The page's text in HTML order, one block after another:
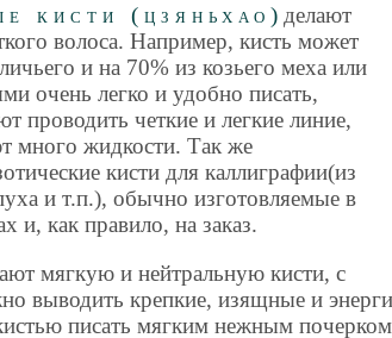
кисти (цзяньхао) делают
волоса. Например, кисть может
и на 70% из козьего меха или
очень легко и удобно писать,
проводить четкие и легкие линие,
много жидкости. Так же
кисти для каллиграфии(из
и т.п.), обычно изготовляемые в
и, как правило, на заказ.
мягкую и нейтральную кисти, с
выводить крепкие, изящные и
писать мягким нежным